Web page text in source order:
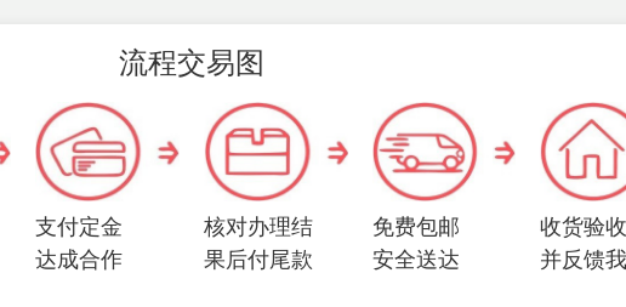
流程交易图
支付定金
达成合作
核对办理结
果后付尾款
免费包邮
安全送达
收货验
并反馈